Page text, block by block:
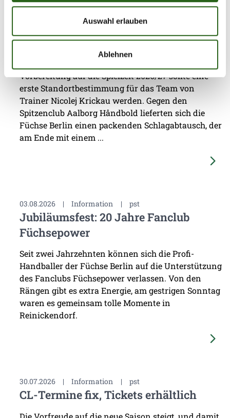
Auswahl erlauben
Ablehnen
Erster Gradmesser gegen Topteam aus
Dänemark
Vorbereitung auf die Spielzeit 2026/27 sollte eine
erste Standortbestimmung für das Team von
Trainer Nicolej Krickau werden. Gegen den
Spitzenclub Aalborg Håndbold lieferten sich die
Füchse Berlin einen packenden Schlagabtausch, der
am Ende mit einem ...
03.08.2026 | Information | pst
Jubiläumsfest: 20 Jahre Fanclub
Füchsepower
Seit zwei Jahrzehnten können sich die Profi-
Handballer der Füchse Berlin auf die Unterstützung
des Fanclubs Füchsepower verlassen. Von den
Rängen gibt es extra Energie, am gestrigen Sonntag
waren es gemeinsam tolle Momente in
Reinickendorf.
30.07.2026 | Information | pst
CL-Termine fix, Tickets erhältlich